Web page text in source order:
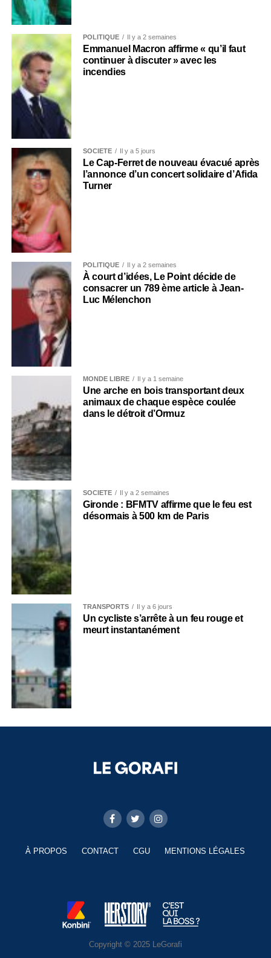
POLITIQUE Il y a 2 semaines
Emmanuel Macron affirme « qu’il faut
continuer à discuter » avec les
incendies
SOCIÉTÉ Il y a 5 jours
Le Cap-Ferret de nouveau évacué après
l’annonce d’un concert solidaire d’Afida
Turner
POLITIQUE Il y a 2 semaines
À court d’idées, Le Point décide de
consacrer un 789 ème article à Jean-
Luc Mélenchon
MONDE LIBRE Il y a 1 semaine
Une arche en bois transportant deux
animaux de chaque espèce coulée
dans le détroit d’Ormuz
SOCIÉTÉ Il y a 2 semaines
Gironde : BFMTV affirme que le feu est
désormais à 500 km de Paris
TRANSPORTS Il y a 6 jours
Un cycliste s’arrête à un feu rouge et
meurt instantanément
À PROPOS CONTACT CGU MENTIONS LÉGALES
Copyright © 2025 LeGorafi